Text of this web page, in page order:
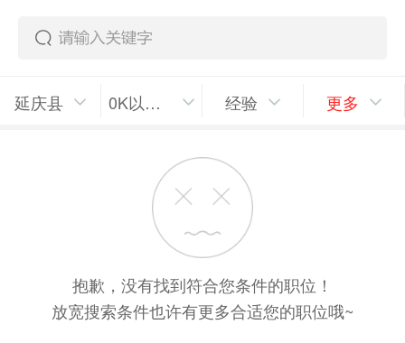
延庆县 0K以上/月 经验 更多
抱歉，没有找到符合您条件的职位！
放宽搜索条件也许有更多合适您的职位哦~